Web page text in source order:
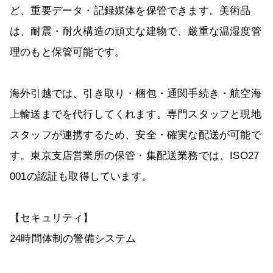
ど、重要データ・記録媒体を保管できます。美術品
は、耐震・耐火構造の頑丈な建物で、厳重な温湿度管
理のもと保管可能です。
海外引越では、引き取り・梱包・通関手続き・航空海
上輸送までを代行してくれます。専門スタッフと現地
スタッフが連携するため、安全・確実な配送が可能で
す。東京支店営業所の保管・集配送業務では、ISO27
001の認証も取得しています。
【セキュリティ】
24時間体制の警備システム